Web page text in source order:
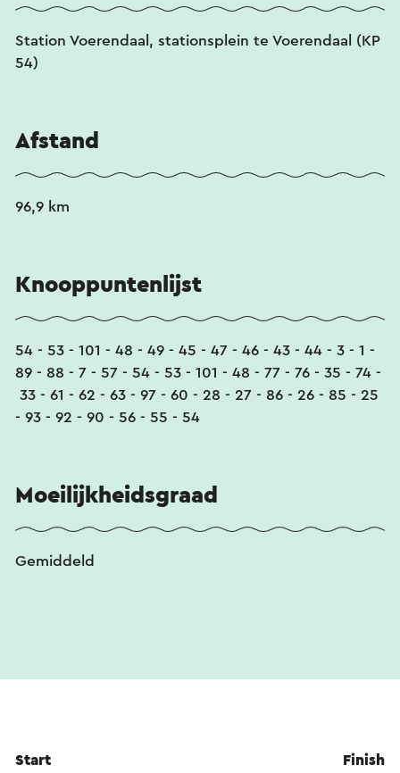
Station Voerendaal, stationsplein te Voerendaal (KP
54)
Afstand
96,9 km
Knooppuntenlijst
54 - 53 - 101 - 48 - 49 - 45 - 47 - 46 - 43 - 44 - 3 - 1 -
89 - 88 - 7 - 57 - 54 - 53 - 101 - 48 - 77 - 76 - 35 - 74 -
33 - 61 - 62 - 63 - 97 - 60 - 28 - 27 - 86 - 26 - 85 - 25
- 93 - 92 - 90 - 56 - 55 - 54
Moeilijkheidsgraad
Gemiddeld
Start Finish